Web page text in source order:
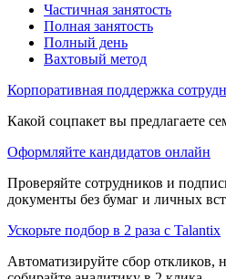
Частичная занятость
Полная занятость
Полный день
Вахтовый метод
Корпоративная поддержка
Какой соцпакет вы предлагаете
Оформляйте кандидатов онлайн
Проверяйте сотрудников и
документы без бумаг и личных
Ускорьте подбор в 2 раза с Talantix
Автоматизируйте сбор откликов,